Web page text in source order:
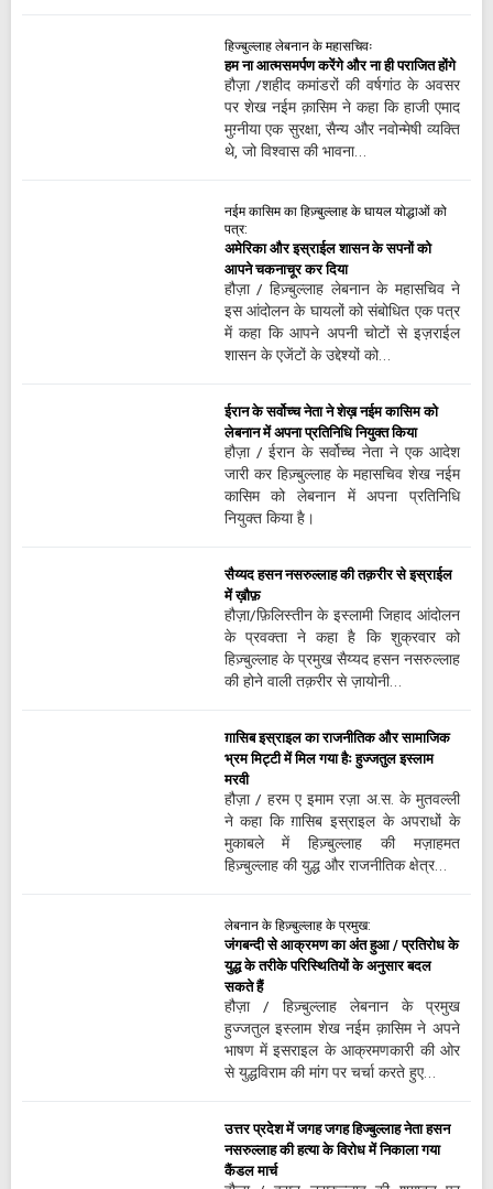
हिज्बुल्लाह लेबनान के महासचिवः
हम ना आत्मसमर्पण करेंगे और ना ही पराजित होंगे
हौज़ा /शहीद कमांडरों की वर्षगांठ के अवसर
पर शेख नईम क़ासिम ने कहा कि हाजी एमाद
मुग़्नीया एक सुरक्षा, सैन्य और नवोन्मेषी व्यक्ति
थे, जो विश्वास की भावना…
नईम कासिम का हिज़्बुल्लाह के घायल योद्धाओं को
पत्र:
अमेरिका और इस्राईल शासन के सपनों को
आपने चकनाचूर कर दिया
हौज़ा / हिज़्बुल्लाह लेबनान के महासचिव ने
इस आंदोलन के घायलों को संबोधित एक पत्र
में कहा कि आपने अपनी चोटों से इज़राईल
शासन के एजेंटों के उद्देश्यों को…
ईरान के सर्वोच्च नेता ने शेख़ नईम कासिम को
लेबनान में अपना प्रतिनिधि नियुक्त किया
हौज़ा / ईरान के सर्वोच्च नेता ने एक आदेश
जारी कर हिज़्बुल्लाह के महासचिव शेख नईम
कासिम को लेबनान में अपना प्रतिनिधि
नियुक्त किया है।
सैय्यद हसन नसरुल्लाह की तक़रीर से इस्राईल
में ख़ौफ़
हौज़ा/फ़िलिस्तीन के इस्लामी जिहाद आंदोलन
के प्रवक्ता ने कहा है कि शुक्रवार को
हिज़्बुल्लाह के प्रमुख सैय्यद हसन नसरुल्लाह
की होने वाली तक़रीर से ज़ायोनी…
ग़ासिब इस्राइल का राजनीतिक और सामाजिक
भ्रम मिट्टी में मिल गया हैः हुज्जतुल इस्लाम
मरवी
हौज़ा / हरम ए इमाम रज़ा अ.स. के मुतवल्ली
ने कहा कि ग़ासिब इस्राइल के अपराधों के
मुकाबले में हिज़्बुल्लाह की मज़ाहमत
हिज़्बुल्लाह की युद्ध और राजनीतिक क्षेत्र…
लेबनान के हिज़्बुल्लाह के प्रमुख:
जंगबन्दी से आक्रमण का अंत हुआ / प्रतिरोध के
युद्ध के तरीके परिस्थितियों के अनुसार बदल
सकते हैं
हौज़ा / हिज़्बुल्लाह लेबनान के प्रमुख
हुज्जतुल इस्लाम शेख नईम क़ासिम ने अपने
भाषण में इसराइल के आक्रमणकारी की ओर
से युद्धविराम की मांग पर चर्चा करते हुए…
उत्तर प्रदेश में जगह जगह हिज्बुल्लाह नेता हसन
नसरुल्लाह की हत्या के विरोध में निकाला गया
कैंडल मार्च